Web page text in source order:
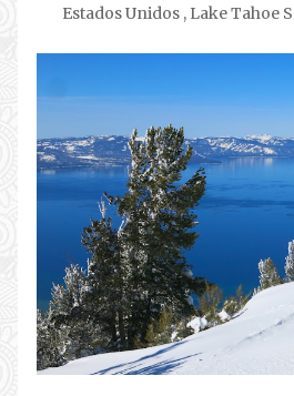
Estados Unidos, Lake Tahoe